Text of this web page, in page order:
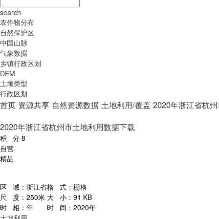
search
农作物分布
自然保护区
中国山脉
气象数据
乡镇行政区划
DEM
土壤类型
行政区划
首页 资源共享 自然资源数据 土地利用/覆盖 2020年浙江省杭
2020年浙江省杭州市土地利用数据下载
积 分 8
自营
精品
区 域： 浙江省格 式： 栅格
尺 度： 250米 大 小： 91 KB
时 相： 年 时 间： 2020年